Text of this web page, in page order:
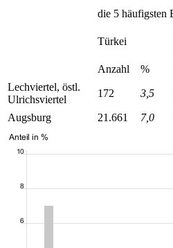
die 5 häufigsten
Türkei
Anzahl %
Lechviertel, östl.
Ulrichsviertel
172 3,5
Augsburg 21.661 7,0